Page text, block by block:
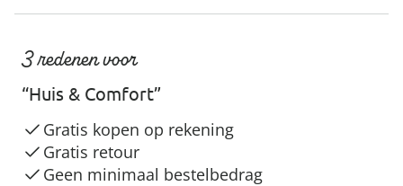
3 redenen voor
“Huis & Comfort”
Gratis kopen op rekening
Gratis retour
Geen minimaal bestelbedrag